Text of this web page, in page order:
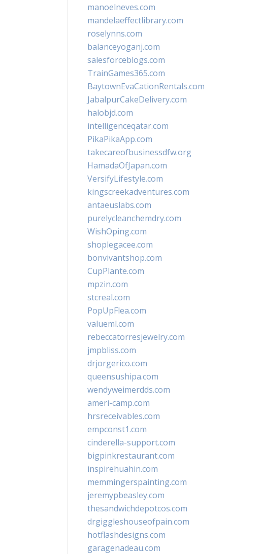
manoelneves.com
mandelaeffectlibrary.com
roselynns.com
balanceyoganj.com
salesforceblogs.com
TrainGames365.com
BaytownEvaCationRentals.com
JabalpurCakeDelivery.com
halobjd.com
intelligenceqatar.com
PikaPikaApp.com
takecareofbusinessdfw.org
HamadaOfJapan.com
VersifyLifestyle.com
kingscreekadventures.com
antaeuslabs.com
purelycleanchemdry.com
WishOping.com
shoplegacee.com
bonvivantshop.com
CupPlante.com
mpzin.com
stcreal.com
PopUpFlea.com
valueml.com
rebeccatorresjewelry.com
jmpbliss.com
drjorgerico.com
queensushipa.com
wendyweimerdds.com
ameri-camp.com
hrsreceivables.com
empconst1.com
cinderella-support.com
bigpinkrestaurant.com
inspirehuahin.com
memmingerspainting.com
jeremypbeasley.com
thesandwichdepotcos.com
drgiggleshouseofpain.com
hotflashdesigns.com
garagenadeau.com